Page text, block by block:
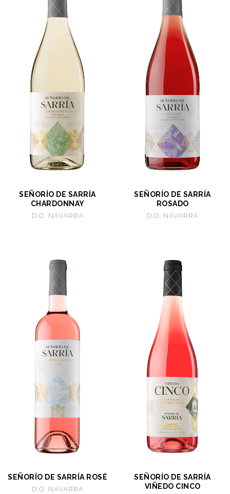
SEÑORÍO DE SARRÍA
CHARDONNAY
D.O. NAVARRA
SEÑORÍO DE SARRÍA
ROSADO
D.O. NAVARRA
SEÑORÍO DE SARRÍA ROSÉ
D.O. NAVARRA
SEÑORÍO DE SARRÍA
VIÑEDO CINCO